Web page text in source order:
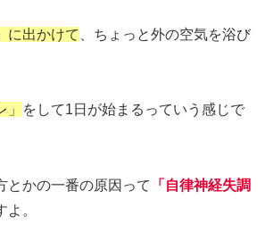
に出かけて
、ちょっと外の空気を浴び
」
をして1日が始まるっていう感じで
とかの一番の原因って
「自律神経失調
。